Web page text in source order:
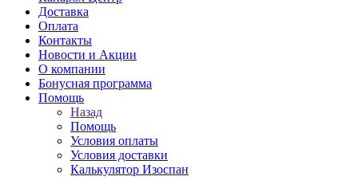
Доставка
Оплата
Контакты
Новости и Акции
О компании
Бонусная программа
Помощь
Назад
Помощь
Условия оплаты
Условия доставки
Калькулятор Изоспан